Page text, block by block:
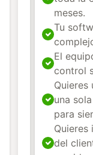
meses.
Tu
El
control
Quieres
una
para
Quieres
del